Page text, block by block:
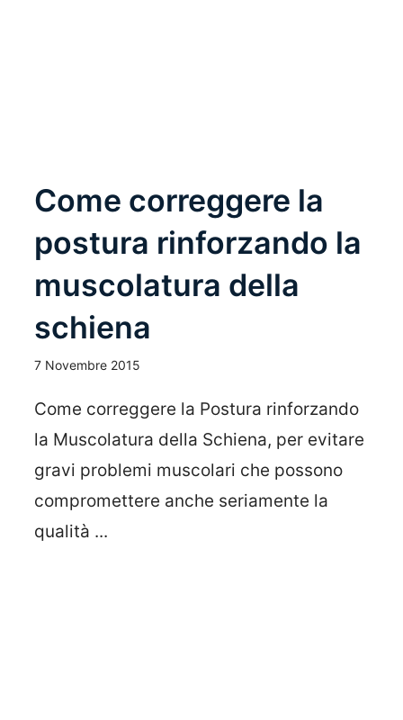
Come correggere la
postura rinforzando la
muscolatura della
schiena
7 Novembre 2015
Come correggere la Postura rinforzando
la Muscolatura della Schiena, per evitare
gravi problemi muscolari che possono
compromettere anche seriamente la
qualità ...